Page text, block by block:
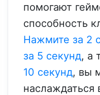
помогают
способность
Нажмите за 2
за 5 секунд, а
10 секунд, вы
наслаждаться